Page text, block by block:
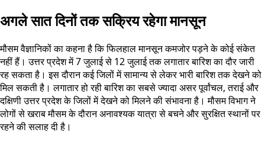
अगले सात दिनों तक सक्रिय रहेगा मानसून
मौसम वैज्ञानिकों का कहना है कि फिलहाल मानसून कमजोर पड़ने के कोई संकेत
नहीं हैं। उत्तर प्रदेश में 7 जुलाई से 12 जुलाई तक लगातार बारिश का दौर जारी
रह सकता है। इस दौरान कई जिलों में सामान्य से लेकर भारी बारिश तक देखने को
मिल सकती है। लगातार हो रही बारिश का सबसे ज्यादा असर पूर्वांचल, तराई और
दक्षिणी उत्तर प्रदेश के जिलों में देखने को मिलने की संभावना है। मौसम विभाग ने
लोगों से खराब मौसम के दौरान अनावश्यक यात्रा से बचने और सुरक्षित स्थानों पर
रहने की सलाह दी है।